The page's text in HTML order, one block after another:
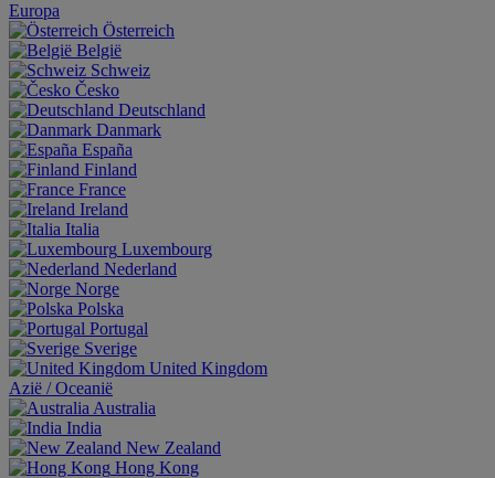
Europa
Österreich
België
Schweiz
Česko
Deutschland
Danmark
España
Finland
France
Ireland
Italia
Luxembourg
Nederland
Norge
Polska
Portugal
Sverige
United Kingdom
Aziё / Oceaniё
Australia
India
New Zealand
Hong Kong